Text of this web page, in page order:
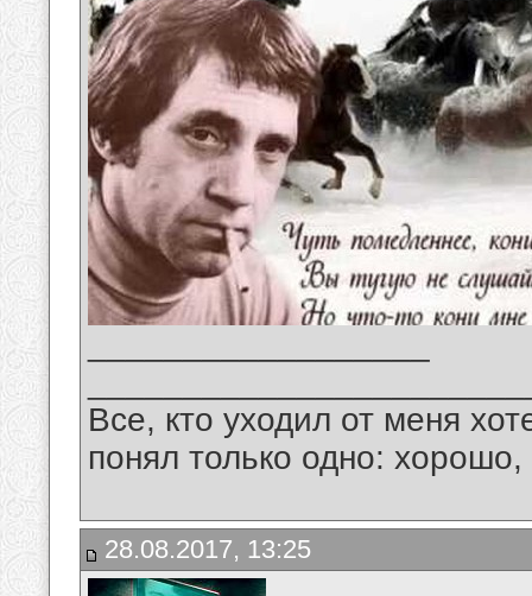
Все, кто уходил от меня
понял только одно:
28.08.2017, 13:25